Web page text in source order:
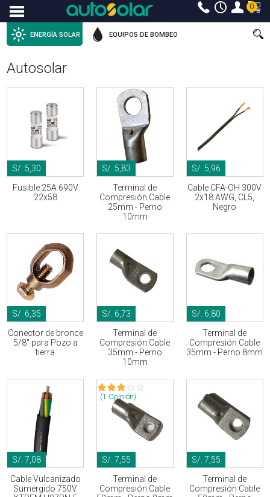
Menu 0
ENERGÍA SOLAR EQUIPOS DE BOMBEO
Autosolar
S/. 5,30
Fusible 25A 690V
22x58
S/. 5,83
Terminal de
Compresión Cable
25mm - Perno
10mm
S/. 5,96
Cable CFA-OH 300V
2x18 AWG, CL5,
Negro
S/. 6,35
Conector de bronce
5/8" para Pozo a
tierra
S/. 6,73
Terminal de
Compresión Cable
35mm - Perno
10mm
S/. 6,80
Terminal de
Compresión Cable
35mm - Perno 8mm
S/. 7,08
Cable Vulcanizado
Sumergido 750V
(1 Opinión)
S/. 7,55
Terminal de
Compresión Cable
S/. 7,55
Terminal de
Compresión Cable